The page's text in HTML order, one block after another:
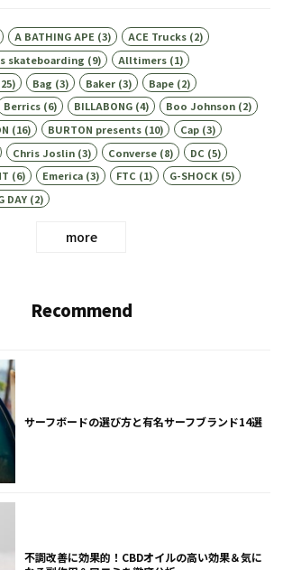
A BATHING APE(3) ACE Trucks(2)
skateboarding (9) Alltimers(1)
Bag (3) Baker(3) Bape(2)
Berrics(6) BILLABONG(4) Boo Johnson(2)
(16) BURTON presents(10) Cap(3)
Chris Joslin(3) Converse(8) DC (5)
(6) Emerica(3) FTC (1) G-SHOCK(5)
DAY(2)
more
Recommend
サーフボードの選び方と有名サーフブランド14選
不調改善に効果的！CBDオイルの高い効果＆気に